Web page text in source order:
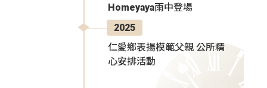
Homeyaya雨中登場
2025
仁愛鄉表揚模範父親 公所精
心安排活動